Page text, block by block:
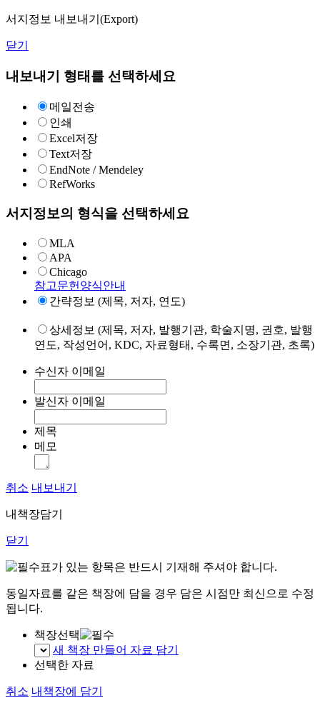
서지정보 내보내기(Export)
닫기
내보내기 형태를 선택하세요
메일전송
인쇄
Excel저장
Text저장
EndNote / Mendeley
RefWorks
서지정보의 형식을 선택하세요
MLA
APA
Chicago
참고문헌양식안내
간략정보 (제목, 저자, 연도)
상세정보 (제목, 저자, 발행기관, 학술지명, 권호, 발행
연도, 작성언어, KDC, 자료형태, 수록면, 소장기관, 초록)
수신자 이메일
발신자 이메일
제목
메모
취소 내보내기
내책장담기
닫기
표가 있는 항목은 반드시 기재해 주셔야 합니다.
동일자료를 같은 책장에 담을 경우 담은 시점만 최신으로 수정
됩니다.
책장선택
새 책장 만들어 자료 담기
선택한 자료
취소 내책장에 담기